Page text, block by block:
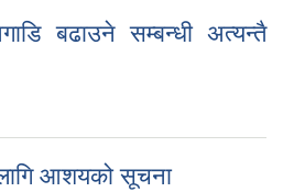
बढाउने सम्बन्धी अत्यन्तै
आशयको सूचना